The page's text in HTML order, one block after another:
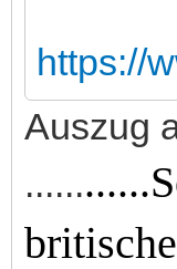
https://
Auszug
......